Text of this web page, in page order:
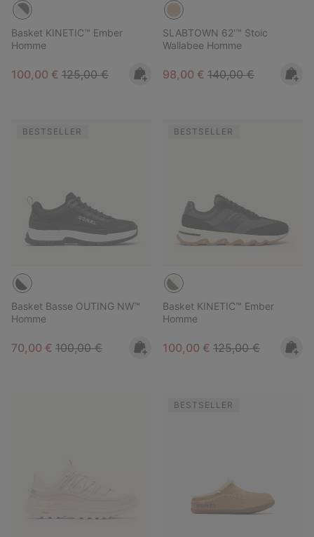
Basket KINETIC™ Ember
Homme
Sale price:
100,00 € Regular price:
125,00 €
SLABTOWN 62'™ Stoic
Wallabee Homme
Sale price:
98,00 € Regular price:
140,00 €
BESTSELLER
Basket Basse OUTING NW™
Homme
Sale price:
70,00 € Regular price:
100,00 €
BESTSELLER
Basket KINETIC™ Ember
Homme
Sale price:
100,00 € Regular price:
125,00 €
BESTSELLER